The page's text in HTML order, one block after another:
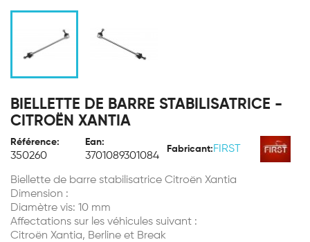
BIELLETTE DE BARRE STABILISATRICE -
CITROËN XANTIA
Référence:
350260
Ean:
3701089301084
Fabricant: FIRST
Biellette de barre stabilisatrice Citroën Xantia
Dimension :
Diamètre vis: 10 mm
Affectations sur les véhicules suivant :
Citroën Xantia, Berline et Break